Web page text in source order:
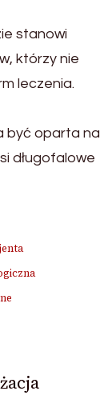
stanowi
którzy nie
leczenia.
być oparta na
długofalowe